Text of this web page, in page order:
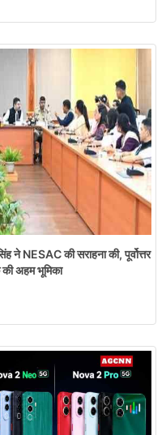
ने NESAC की सराहना की, पूर्वोत्तर
अहम भूमिका